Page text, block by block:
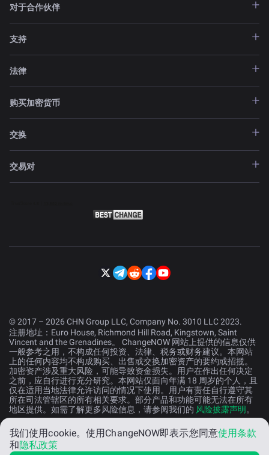
对于合作伙伴
支持
法律
购买加密货币
交换
交易对
© 2017 – 2026 CHN Group LLC, Company No. 3010 LLC 2023.
注册地址：Euro House, Richmond Hill Road, Kingstown, Saint
Vincent and the Grenadines。 ChangeNOW 网站上提供的信息仅供
一般参考之用，不构成任何投资、法律、税务或财务建议。本网站
上的任何内容均不构成购买、出售或交换加密资产的要约或招揽。
加密资产涉及重大风险，可能导致资金损失。用户在作出任何决定
之前，应自行进行充分研究。本网站仅面向年满 18 周岁的个人，且
仅在适用当地法律允许访问的情况下使用。用户有责任自行遵守其
所在司法管辖区的所有相关要求。部分产品和功能可能无法在所有
地区提供。如需了解更多风险信息，请参阅我们的 风险披露声明。
中文 (中国）
我们使用cookie。使用ChangeNOW即表示您同意使用条款
和隐私政策